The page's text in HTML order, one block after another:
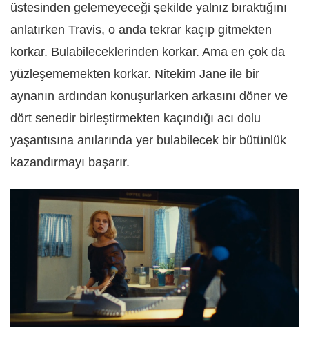
üstesinden gelemeyeceği şekilde yalnız bıraktığını
anlatırken Travis, o anda tekrar kaçıp gitmekten
korkar. Bulabileceklerinden korkar. Ama en çok da
yüzleşememekten korkar. Nitekim Jane ile bir
aynanın ardından konuşurlarken arkasını döner ve
dört senedir birleştirmekten kaçındığı acı dolu
yaşantısına anılarında yer bulabilecek bir bütünlük
kazandırmayı başarır.